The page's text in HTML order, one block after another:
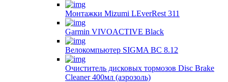
Монтажки Mizumi LEverRest 311
Garmin VIVOACTIVE Black
Велокомпьютер SIGMA BC 8.12
Очиститель дисковых тормозов Disc Brake
Cleaner 400мл (аэрозоль)